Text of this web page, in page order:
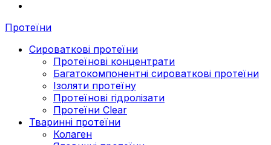
Протеїни
Сироваткові протеїни
Протеїнові концентрати
Багатокомпонентні сироваткові протеїни
Ізоляти протеїну
Протеїнові гідролізати
Протеїни Clear
Тваринні протеїни
Колаген